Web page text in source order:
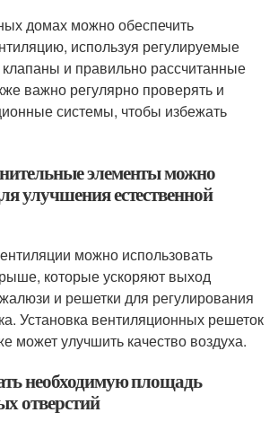
домах можно обеспечить
используя регулируемые
и правильно рассчитанные
важно регулярно проверять и
системы, чтобы избежать
элементы можно
улучшения естественной
можно использовать
которые ускоряют выход
и решетки для регулирования
Установка вентиляционных решеток
может улучшить качество воздуха.
необходимую площадь
отверстий